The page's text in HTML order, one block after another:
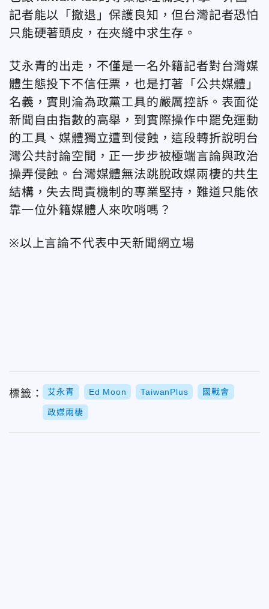
記者能以「撤退」保護良知，但台灣記者恐怕
只能硬著頭皮，在夾縫中求生存。
艾永青的出走，不僅是一名外籍記者對台灣媒
體生態投下不信任票，也是打著「公共媒體」
名義，實則淪為政黨工具的嚴厲控訴。表面從
新聞自由指數的高舉，到實際操作中罷免運動
的工具、媒體獨立遭到侵蝕，這段轉折說明台
灣公共討論空間，正一步步被極端言論與政治
操弄侵蝕。台灣媒體無法跳脫政媒兩棲的共生
結構，失去問責機制的專業堅持，難道只能依
靠一位外籍媒體人來吹哨嗎？
※以上言論不代表中天新聞網立場
標籤： 艾永青 Ed Moon TaiwanPlus 國戰會
政媒兩棲